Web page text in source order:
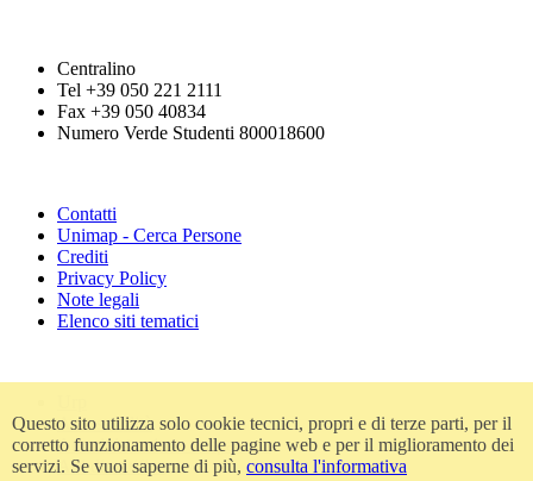
Centralino
Tel +39 050 221 2111
Fax +39 050 40834
Numero Verde Studenti 800018600
Contatti
Unimap - Cerca Persone
Crediti
Privacy Policy
Note legali
Elenco siti tematici
Accessibilità
Amministrazione trasparente
Atti di notifica
Questo sito utilizza solo cookie tecnici, propri e di terze parti, per il
corretto funzionamento delle pagine web e per il miglioramento dei
servizi. Se vuoi saperne di più, consulta l'informativa